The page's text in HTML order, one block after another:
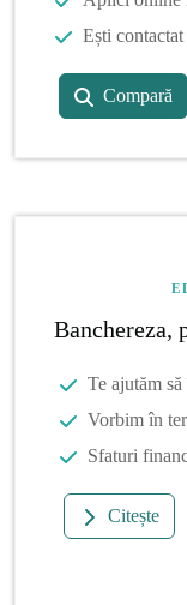
Ești
Compară
Banchereza,
Te ajutăm
Vorbim în
Sfaturi
Citește